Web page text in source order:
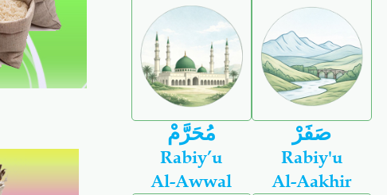
مُحَرَّمْ صَفَرْ
Rabiy’u
Al-Awwal
Rabiy'u
Al-Aakhir